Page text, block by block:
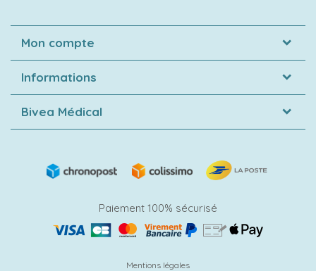
Mon compte
Informations
Bivea Médical
Paiement 100% sécurisé
Mentions légales